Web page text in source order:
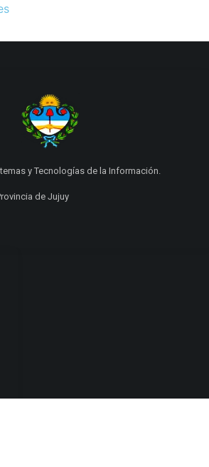
y Tecnologías de la Información.
de Jujuy